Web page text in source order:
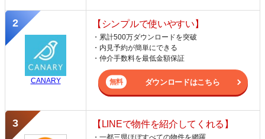
CANARY
【シンプルで使いやすい】
・累計500万ダウンロードを突破
・内見予約が簡単にできる
・仲介手数料を最低金額保証
ダウンロードはこちら
【LINEで物件を紹介してくれる】
・一都三県ほぼすべての物件を網羅